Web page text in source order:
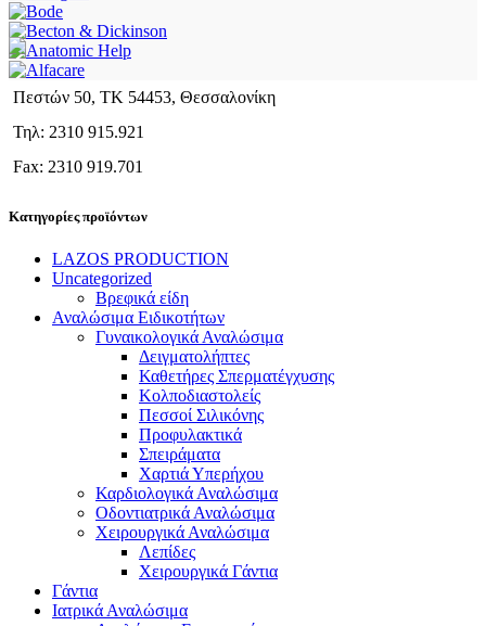
Πεστών 50, ΤΚ 54453, Θεσσαλονίκη
Τηλ: 2310 915.921
Fax: 2310 919.701
Κατηγορίες προϊόντων
LAZOS PRODUCTION
Uncategorized
Βρεφικά είδη
Αναλώσιμα Ειδικοτήτων
Γυναικολογικά Αναλώσιμα
Δειγματολήπτες
Καθετήρες Σπερματέγχυσης
Κολποδιαστολείς
Πεσσοί Σιλικόνης
Προφυλακτικά
Σπειράματα
Χαρτιά Υπερήχου
Καρδιολογικά Αναλώσιμα
Οδοντιατρικά Αναλώσιμα
Χειρουργικά Αναλώσιμα
Λεπίδες
Χειρουργικά Γάντια
Γάντια
Ιατρικά Αναλώσιμα